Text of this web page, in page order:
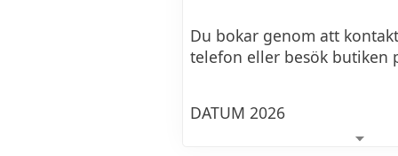
Du bokar genom att
telefon eller besök butiken
DATUM 2026